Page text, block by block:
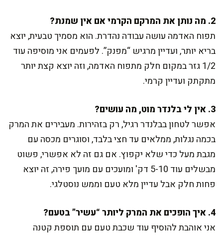
2. מה נותן את המרקם הקרמי אם אין שמנת?
תפוח האדמה עושה עבודה נהדרת. הוא מסמיך טבעית, יוצא
בריא יותר, ועדיין מרגיש “מפנק”. לפעמים אני מוסיפה עוד
1/2 גזר במקום חלק מתפוח האדמה, וזה יוצא קצת יותר
מתקתק ועדיין קרמי.
3. אין לי בלנדר מוט, מה עושים?
אפשר לטחון בבלנדר רגיל, רק בזהירות. מעבירים את המרק
בכמה נגלות, ממלאים עד חצי בלבד, וסוגרים מכסה עם
מגבת מעל כדי שלא יקפוץ. אם גם זה לא אפשרי, פשוט
מבשלים עוד 5-10 דק' ומועכים עם מועך פירה, זה יוצא
פחות חלק אבל עדיין מלא טעם וממש נוסטלגי.
4. איך הופכים את המרק ליותר “עשיר” בטעם?
אני אוהבת להוסיף עוד שכבת טעם עם תוספת קטנה